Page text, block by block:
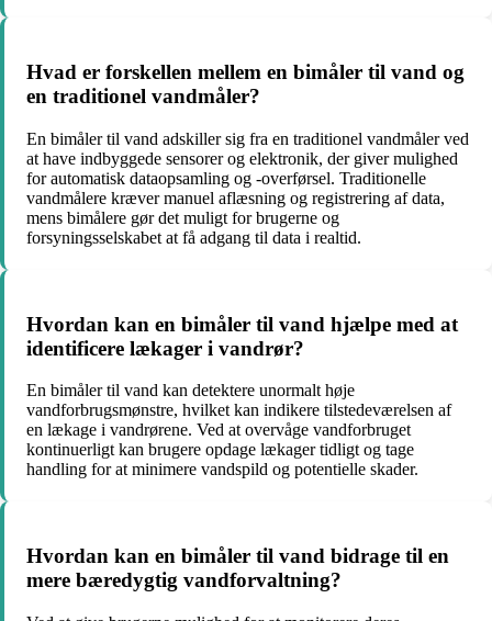
Hvad er forskellen mellem en bimåler til vand og
en traditionel vandmåler?
En bimåler til vand adskiller sig fra en traditionel vandmåler ved
at have indbyggede sensorer og elektronik, der giver mulighed
for automatisk dataopsamling og -overførsel. Traditionelle
vandmålere kræver manuel aflæsning og registrering af data,
mens bimålere gør det muligt for brugerne og
forsyningsselskabet at få adgang til data i realtid.
Hvordan kan en bimåler til vand hjælpe med at
identificere lækager i vandrør?
En bimåler til vand kan detektere unormalt høje
vandforbrugsmønstre, hvilket kan indikere tilstedeværelsen af
en lækage i vandrørene. Ved at overvåge vandforbruget
kontinuerligt kan brugere opdage lækager tidligt og tage
handling for at minimere vandspild og potentielle skader.
Hvordan kan en bimåler til vand bidrage til en
mere bæredygtig vandforvaltning?